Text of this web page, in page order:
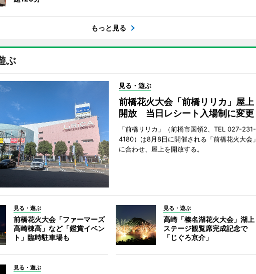
もっと見る
ぶ
見る・遊ぶ
前橋花火大会「前橋リリカ」屋上
開放 当日レシート入場制に変更
「前橋リリカ」（前橋市国領2、TEL 027-231-
4180）は8月8日に開催される「前橋花火大会」
に合わせ、屋上を開放する。
見る・遊ぶ
前橋花火大会「ファーマーズ
高崎棟高」など「鑑賞イベン
ト」臨時駐車場も
見る・遊ぶ
高崎「榛名湖花火大会」湖上
ステージ観覧席完成記念で
「じぐろ京介」
見る・遊ぶ